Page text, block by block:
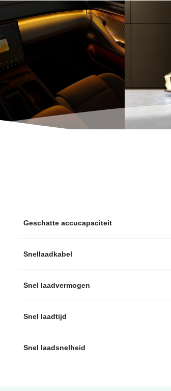
Geschatte accucapaciteit
Snellaadkabel
Snel laadvermogen
Snel laadtijd
Snel laadsnelheid